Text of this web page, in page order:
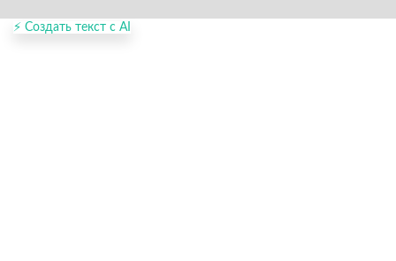
⚡ Создать текст с AI